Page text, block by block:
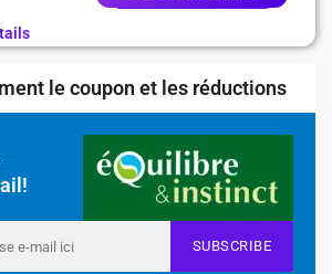
le coupon et les réductions
SUBSCRIBE